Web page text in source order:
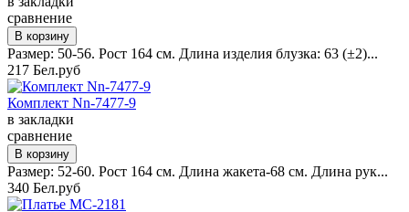
сравнение
Размер: 50-56. Рост 164 см. Длина изделия блузка: 63 (±2)...
217 Бел.руб
Комплект Nn-7477-9
в закладки
сравнение
Размер: 52-60. Рост 164 см. Длина жакета-68 см. Длина рук...
340 Бел.руб